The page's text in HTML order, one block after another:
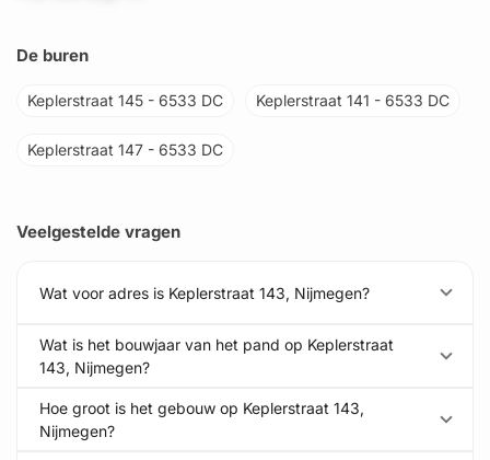
De buren
Keplerstraat 145 - 6533 DC Keplerstraat 141 - 6533 DC
Keplerstraat 147 - 6533 DC
Veelgestelde vragen
Wat voor adres is Keplerstraat 143, Nijmegen?
Wat is het bouwjaar van het pand op Keplerstraat
143, Nijmegen?
Hoe groot is het gebouw op Keplerstraat 143,
Nijmegen?